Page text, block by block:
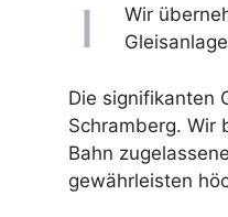
Wir
Die signifikanten
Schramberg. Wir
Bahn
gewährleisten